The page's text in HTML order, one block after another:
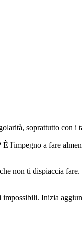
soprattutto con
È l'impegno a fare
non ti dispiaccia
Inizia